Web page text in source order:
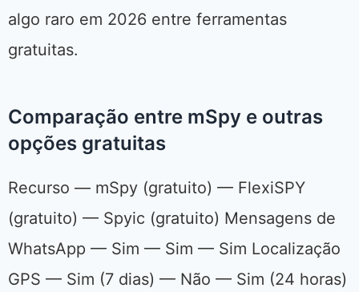
algo raro em 2026 entre ferramentas
gratuitas.
Comparação entre mSpy e outras
opções gratuitas
Recurso — mSpy (gratuito) — FlexiSPY
(gratuito) — Spyic (gratuito) Mensagens de
WhatsApp — Sim — Sim — Sim Localização
GPS — Sim (7 dias) — Não — Sim (24 horas)